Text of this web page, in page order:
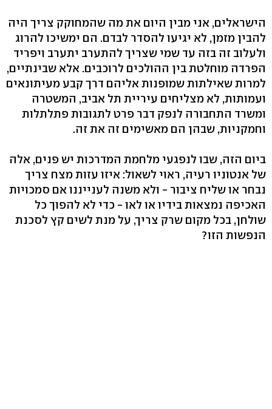
הישראלים, אני מבין היום את מה שהמחוקק צריך היה
להבין מזמן, לא יגיעו להסדר לבדם. הם ימשיכו להרוג
ולעלוב זה בזה עד שמי שצריך להתערב יתערב ויפריד
הפרדה מוחלטת בין ההולכים לרוכבים. אלא שבינתיים,
למרות שאילתות שמופנות אליהם דרך קבע מעיתונאים
ועמותות, לא מצליחים עיריית תל אביב, המשטרה
ומשרד התחבורה לנפק דבר פרט לתגובות פתלתלות
וחמקניות, שבהן הם מאשימים זה את זה.
ביום הזה, שבו לנפגעי מלחמת המדרכות יש פנים, אלה
של אנטוניו רעיה, ראוי לשאול: איזו עזות מצח צריך
נבחר או שליח ציבור - ולא משנה לענייננו אם סמכויות
האכיפה נמצאות בידיו או לאו - כדי לא להפוך כל
שולחן, בכל מקום שרק צריך, על מנת לשים קץ לסכנת
הנפשות הזו?